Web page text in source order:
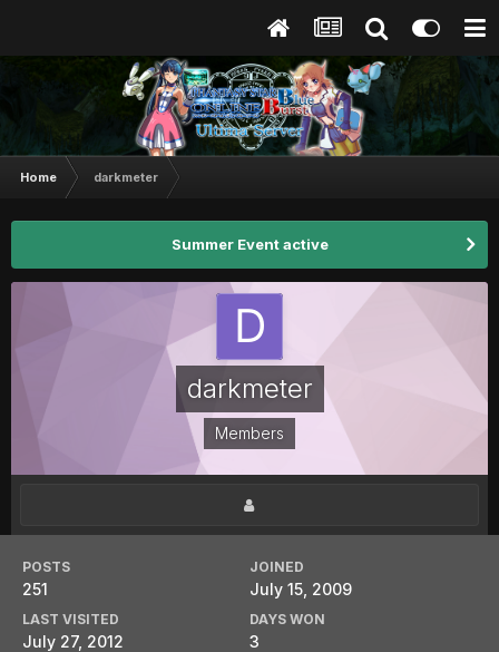
Home darkmeter
Summer Event active
darkmeter
Members
POSTS
251
JOINED
July 15, 2009
LAST VISITED
July 27, 2012
DAYS WON
3